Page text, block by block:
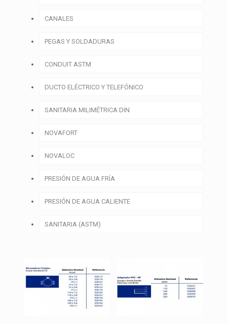
CANALES
PEGAS Y SOLDADURAS
CONDUIT ASTM
DUCTO ELÉCTRICO Y TELEFÓNICO
SANITARIA MILIMÉTRICA DIN
NOVAFORT
NOVALOC
PRESIÓN DE AGUA FRÍA
PRESIÓN DE AGUA CALIENTE
SANITARIA (ASTM)